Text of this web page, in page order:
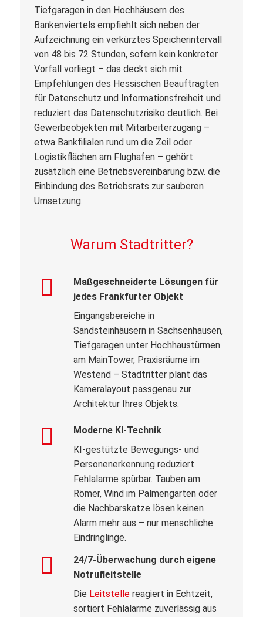
Tiefgaragen in den Hochhäusern des
Bankenviertels empfiehlt sich neben der
Aufzeichnung ein verkürztes Speicherintervall
von 48 bis 72 Stunden, sofern kein konkreter
Vorfall vorliegt – das deckt sich mit
Empfehlungen des Hessischen Beauftragten
für Datenschutz und Informationsfreiheit und
reduziert das Datenschutzrisiko deutlich. Bei
Gewerbeobjekten mit Mitarbeiterzugang –
etwa Bankfilialen rund um die Zeil oder
Logistikflächen am Flughafen – gehört
zusätzlich eine Betriebsvereinbarung bzw. die
Einbindung des Betriebsrats zur sauberen
Umsetzung.
Warum Stadtritter?
Maßgeschneiderte Lösungen für
jedes Frankfurter Objekt
Eingangsbereiche in
Sandsteinhäusern in Sachsenhausen,
Tiefgaragen unter Hochhaustürmen
am MainTower, Praxisräume im
Westend – Stadtritter plant das
Kameralayout passgenau zur
Architektur Ihres Objekts.
Moderne KI-Technik
KI-gestützte Bewegungs- und
Personenerkennung reduziert
Fehlalarme spürbar. Tauben am
Römer, Wind im Palmengarten oder
die Nachbarskatze lösen keinen
Alarm mehr aus – nur menschliche
Eindringlinge.
24/7-Überwachung durch eigene
Notrufleitstelle
Die Leitstelle reagiert in Echtzeit,
sortiert Fehlalarme zuverlässig aus